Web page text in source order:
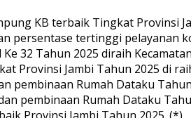
KB terbaik Tingkat Provinsi
persentase tertinggi
32 Tahun 2025 diraih
Provinsi Jambi Tahun 2025 di
pembinaan Rumah Dataku
pembinaan Rumah Dataku